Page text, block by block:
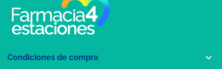
Condiciones de compra 